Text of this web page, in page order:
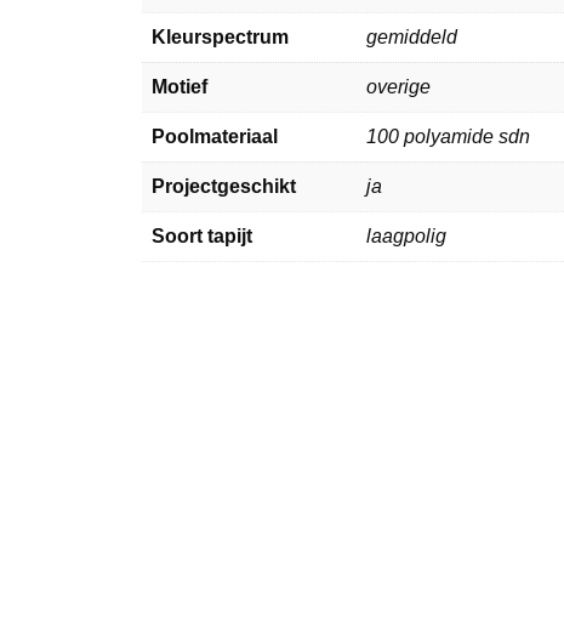
Kleurspectrum gemiddeld
Motief overige
Poolmateriaal 100 polyamide sdn
Projectgeschikt ja
Soort tapijt laagpolig